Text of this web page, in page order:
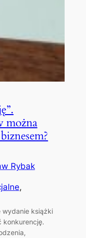
można
Rybak
wydanie książki
konkurencję.